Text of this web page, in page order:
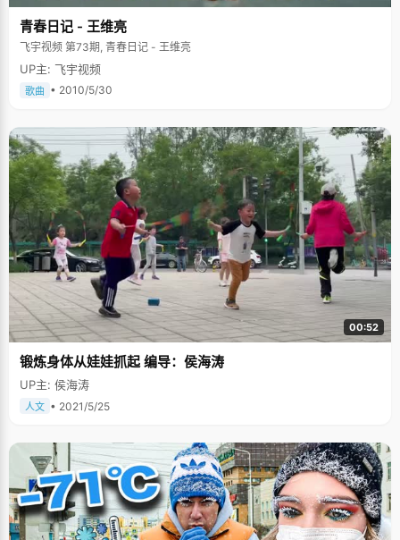
青春日记 - 王维亮
飞宇视频 第73期, 青春日记 - 王维亮
UP主: 飞宇视频
歌曲 • 2010/5/30
00:52
锻炼身体从娃娃抓起 编导：侯海涛
UP主: 侯海涛
人文 • 2021/5/25